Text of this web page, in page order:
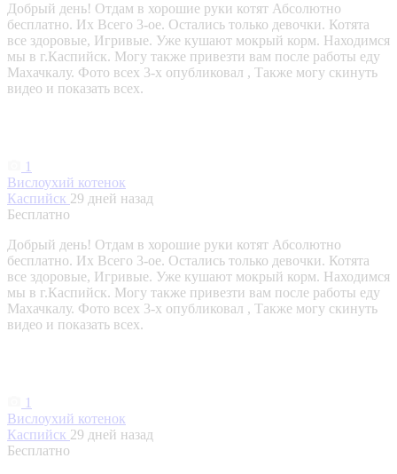
Добрый день! Отдам в хорошие руки котят Абсолютно
бесплатно. Их Всего 3-ое. Остались только девочки. Котята
все здоровые, Игривые. Уже кушают мокрый корм. Находимся
мы в г.Каспийск. Могу также привезти вам после работы еду
Махачкалу. Фото всех 3-х опубликовал , Также могу скинуть
видео и показать всех.
1
Вислоухий котенок
Каспийск 29 дней назад
Бесплатно
Добрый день! Отдам в хорошие руки котят Абсолютно
бесплатно. Их Всего 3-ое. Остались только девочки. Котята
все здоровые, Игривые. Уже кушают мокрый корм. Находимся
мы в г.Каспийск. Могу также привезти вам после работы еду
Махачкалу. Фото всех 3-х опубликовал , Также могу скинуть
видео и показать всех.
1
Вислоухий котенок
Каспийск 29 дней назад
Бесплатно